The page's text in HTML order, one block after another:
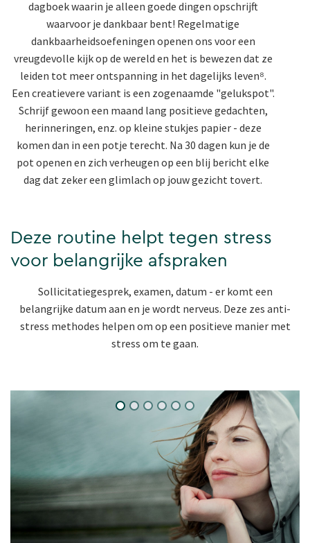
dagboek waarin je alleen goede dingen opschrijft
waarvoor je dankbaar bent! Regelmatige
dankbaarheidsoefeningen openen ons voor een
vreugdevolle kijk op de wereld en het is bewezen dat ze
leiden tot meer ontspanning in het dagelijks leven⁸.
Een creatievere variant is een zogenaamde "gelukspot".
Schrijf gewoon een maand lang positieve gedachten,
herinneringen, enz. op kleine stukjes papier - deze
komen dan in een potje terecht. Na 30 dagen kun je de
pot openen en zich verheugen op een blij bericht elke
dag dat zeker een glimlach op jouw gezicht tovert.
Deze routine helpt tegen stress
voor belangrijke afspraken
Sollicitatiegesprek, examen, datum - er komt een
belangrijke datum aan en je wordt nerveus. Deze zes anti-
stress methodes helpen om op een positieve manier met
stress om te gaan.